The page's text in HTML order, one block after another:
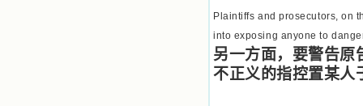
Plaintiffs and prosecutors, on
into exposing anyone to
另一方面，要警告原
不正义的指控置某人